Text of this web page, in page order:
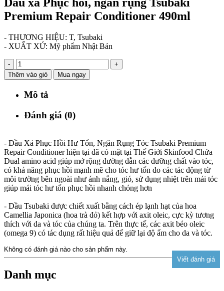
Dầu xả Phục hồi, ngăn rụng Tsubaki
Premium Repair Conditioner 490ml
- THƯƠNG HIỆU: T, Tsubaki
- XUẤT XỨ: Mỹ phẩm Nhật Bản
-
+
Thêm vào giỏ
Mua ngay
Mô tả
Đánh giá (0)
- Dầu Xả Phục Hồi Hư Tổn, Ngăn Rụng Tóc Tsubaki Premium
Repair Conditioner hiện tại đã có mặt tại Thế Giới Skinfood Chứa
Dual amino acid giúp mở rộng đường dẫn các dưỡng chất vào tóc,
có khả năng phục hồi mạnh mẽ cho tóc hư tổn do các tác động từ
môi trường bên ngoài như ánh nắng, gió, sử dụng nhiệt trên mái tóc
giúp mái tóc hư tổn phục hồi nhanh chóng hơn
- Dầu Tsubaki được chiết xuất bằng cách ép lạnh hạt của hoa
Camellia Japonica (hoa trà đỏ) kết hợp với axit oleic, cực kỳ tương
thích với da và tóc của chúng ta. Trên thực tế, các axit béo oleic
(omega 9) có tác dụng rất hiệu quả để giữ lại độ ẩm cho da và tóc.
Không có đánh giá nào cho sản phẩm này.
Danh mục